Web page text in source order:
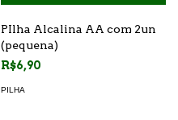
PIlha Alcalina AA com 2un
(pequena)
R$6,90
PILHA